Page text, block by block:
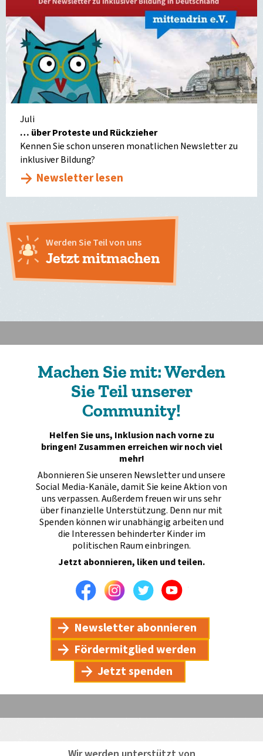
Juli
… über Proteste und Rückzieher
Kennen Sie schon unseren monatlichen Newsletter zu
inklusiver Bildung?
Newsletter lesen
Werden Sie Teil von uns
Jetzt mitmachen
Machen Sie mit: Werden
Sie Teil unserer
Community!
Helfen Sie uns, Inklusion nach vorne zu
bringen! Zusammen erreichen wir noch viel
mehr!
Abonnieren Sie unseren Newsletter und unsere
Social Media-Kanäle, damit Sie keine Aktion von
uns verpassen. Außerdem freuen wir uns sehr
über finanzielle Unterstützung. Denn nur mit
Spenden können wir unabhängig arbeiten und
die Interessen behinderter Kinder im
politischen Raum einbringen.
Jetzt abonnieren, liken und teilen.
FacebookInstagramTwitterYoutube
Newsletter abonnieren
Fördermitglied werden
Jetzt spenden